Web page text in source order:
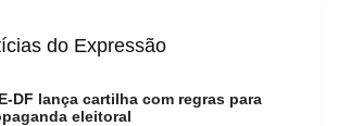
do Expressão
DF lança cartilha com regras para
eleitoral